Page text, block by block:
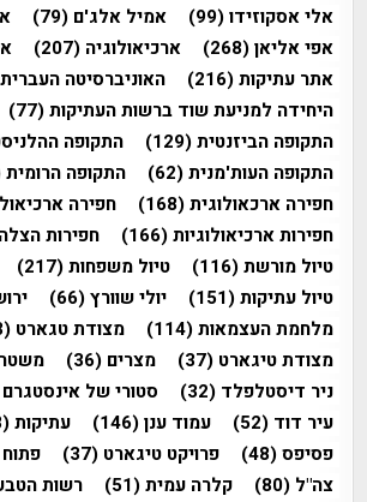
אלי אסקוזידו(99) אמיל אלג'ם (79)
אפי אליאן(268) ארכיאולוגיה (207)
אתר עתיקות(216) האוניברסיטה העברית
היחידה למניעת שוד ברשות העתיקות(77)
התקופה הביזנטית(129) התקופה
התקופה העות'מנית(62) התקופה הרומית
חפירה ארכאולוגית(168) חפירה
חפירות ארכיאולוגיות(166) חפירות הצלה
טיול מורשת(116) טיול משפחות(217)
טיול עתיקות(151) יולי שוורץ(66)
מלחמת העצמאות(114) מצודת טגארט (33)
מצודת טיגארט (37) מצרים (36)
ניר דיסטלפלד (32) סטורי של אינסטגרם
עיר דוד (52) עמוד ענן(146) עתיקות(183)
פסיפס(48) פרויקט טיגארט (37)
צה"ל (80) קלרה עמית(51) רשות